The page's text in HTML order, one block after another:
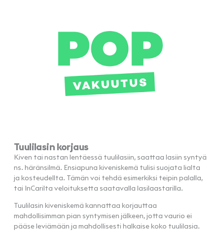
Tuulilasin korjaus
Kiven tai nastan lentäessä tuulilasiin, saattaa lasiin syntyä
ns. häränsilmä. Ensiapuna kiveniskemä tulisi suojata lialta
ja kosteudellta. Tämän voi tehdä esimerkiksi teipin palalla,
tai InCarilta veloituksetta saatavalla lasilaastarilla.
Tuulilasin kiveniskemä kannattaa korjauttaa
mahdollisimman pian syntymisen jälkeen, jotta vaurio ei
pääse leviämään ja mahdollisesti halkaise koko tuulilasia.